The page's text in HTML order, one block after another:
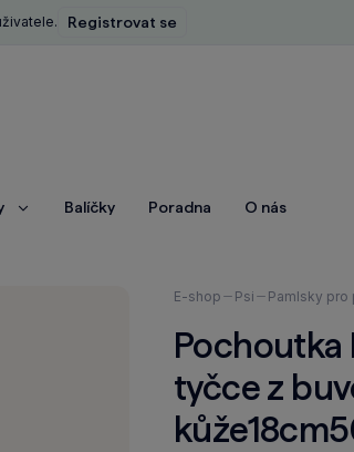
Registrovat se
ZobrazitBalíčky Poradna O nás
Nacházíte
zde:
E-shop Psi Pamlsky pro
Pochoutka
tyčce z